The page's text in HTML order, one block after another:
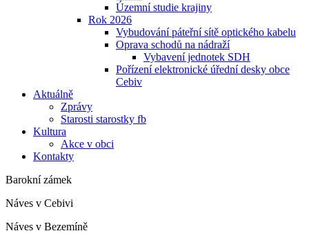
Územní studie krajiny
Rok 2026
Vybudování páteřní sítě optického kabelu
Oprava schodů na nádraží
Vybavení jednotek SDH
Pořízení elektronické úřední desky obce
Cebiv
Aktuálně
Zprávy
Starosti starostky fb
Kultura
Akce v obci
Kontakty
Barokní zámek
Náves v Cebivi
Náves v Bezemíně